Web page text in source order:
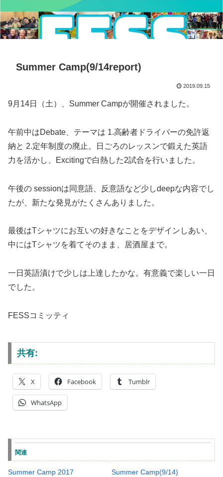
Summer Camp(9/14report)
2019.09.15
9月14日（土）、Summer Campが開催されました。
午前中はDebate、テーマは 1.高齢者ドライバーの免許返
納と 2.定年制度の廃止。日ごろのレッスンで鍛えた英語
力を活かし、Excitingで白熱した2試合を行いました。
午後の sessionは同意語、反意語など少しdeepな内容でし
たが、新たな発見がたくさんありました。
最後はTシャツにお互いの好きなことをデザインしあい、
中にはTシャツを着てそのまま、居酒屋まで。
一日英語漬けで少しは上達したかな。有意義で楽しい一日
でした。
FESSコミッティ
共有:
X Facebook Tumblr
WhatsApp
関連
Summer Camp 2017
Summer Camp(9/14)